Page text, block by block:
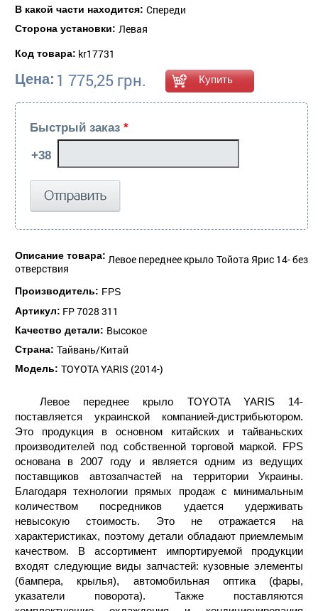
В какой части находится: Спереди
Сторона установки: Левая
Код товара: kr17731
Цена: 1 775,25 грн.
Быстрый заказ *
Описание товара: Левое переднее крыло Тойота Ярис 14- без
отверствия
Производитель: FPS
Артикул: FP 7028 311
Качество детали: Высокое
Страна: Тайвань/Китай
Модель: TOYOTA YARIS (2014-)
Левое переднее крыло TOYOTA YARIS 14-
поставляется украинской компанией-дистрибьютором.
Это продукция в основном китайских и тайваньских
производителей под собственной торговой маркой. FPS
основана в 2007 году и является одним из ведущих
поставщиков автозапчастей на территории Украины.
Благодаря технологии прямых продаж с минимальным
количеством посредников удается удерживать
невысокую стоимость. Это не отражается на
характеристиках, поэтому детали обладают приемлемым
качеством. В ассортимент импортируемой продукции
входят следующие виды запчастей: кузовные элементы
(бампера, крылья), автомобильная оптика (фары,
указатели поворота). Также поставляются